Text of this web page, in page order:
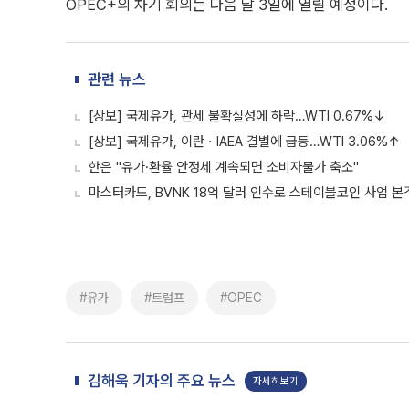
OPEC+의 차기 회의는 다음 달 3일에 열릴 예정이다.
관련 뉴스
[상보] 국제유가, 관세 불확실성에 하락…WTI 0.67%↓
[상보] 국제유가, 이란ㆍIAEA 결별에 급등…WTI 3.06%↑
한은 "유가·환율 안정세 계속되면 소비자물가 축소"
마스터카드, BVNK 18억 달러 인수로 스테이블코인 사업 본
#유가 #트럼프 #OPEC
김해욱 기자의 주요 뉴스 자세히보기